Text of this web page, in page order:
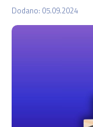
Dodano: 05.09.2024